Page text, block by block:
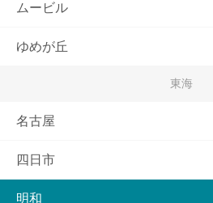
ムービル
ゆめが丘
東海
名古屋
四日市
明和